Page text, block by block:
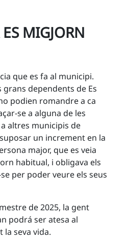
MIGJORN
que es fa al municipi.
grans dependents de Es
podien romandre a ca
se a alguna de les
altres municipis de
un increment en la
major, que es veia
habitual, i obligava els
per poder veure els seus
de 2025, la gent
podrá ser atesa al
la seva vida.